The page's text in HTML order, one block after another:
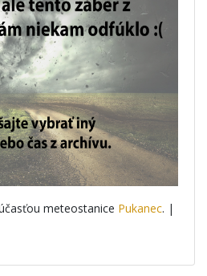
meteostanice Pukanec. |